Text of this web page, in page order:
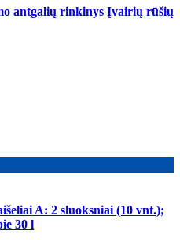
antgalių rinkinys Įvairių rūšių
A: 2 sluoksniai (10 vnt.);
30 l